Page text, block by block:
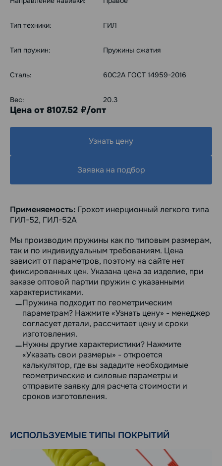
Тип техники: ГИЛ
Тип пружин: Пружины сжатия
Сталь: 60С2А ГОСТ 14959-2016
Вес: 20.3
Цена от 8107.52 руб./опт
Узнать цену
Заявка на подбор
Применяемость: Грохот инерционный легкого типа
ГИЛ-52, ГИЛ-52А
Мы производим пружины как по типовым размерам,
так и по индивидуальным требованиям. Цена
зависит от параметров, поэтому на сайте нет
фиксированных цен. Указана цена за изделие, при
заказе оптовой партии пружин с указанными
характеристиками.
Пружина подходит по геометрическим
параметрам? Нажмите «Узнать цену» - менеджер
согласует детали, рассчитает цену и сроки
изготовления.
Нужны другие характеристики? Нажмите
«Указать свои размеры» - откроется
калькулятор, где вы зададите необходимые
геометрические и силовые параметры и
отправите заявку для расчета стоимости и
сроков изготовления.
ИСПОЛЬЗУЕМЫЕ ТИПЫ ПОКРЫТИЙ